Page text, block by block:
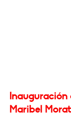
Inauguración
Maribel